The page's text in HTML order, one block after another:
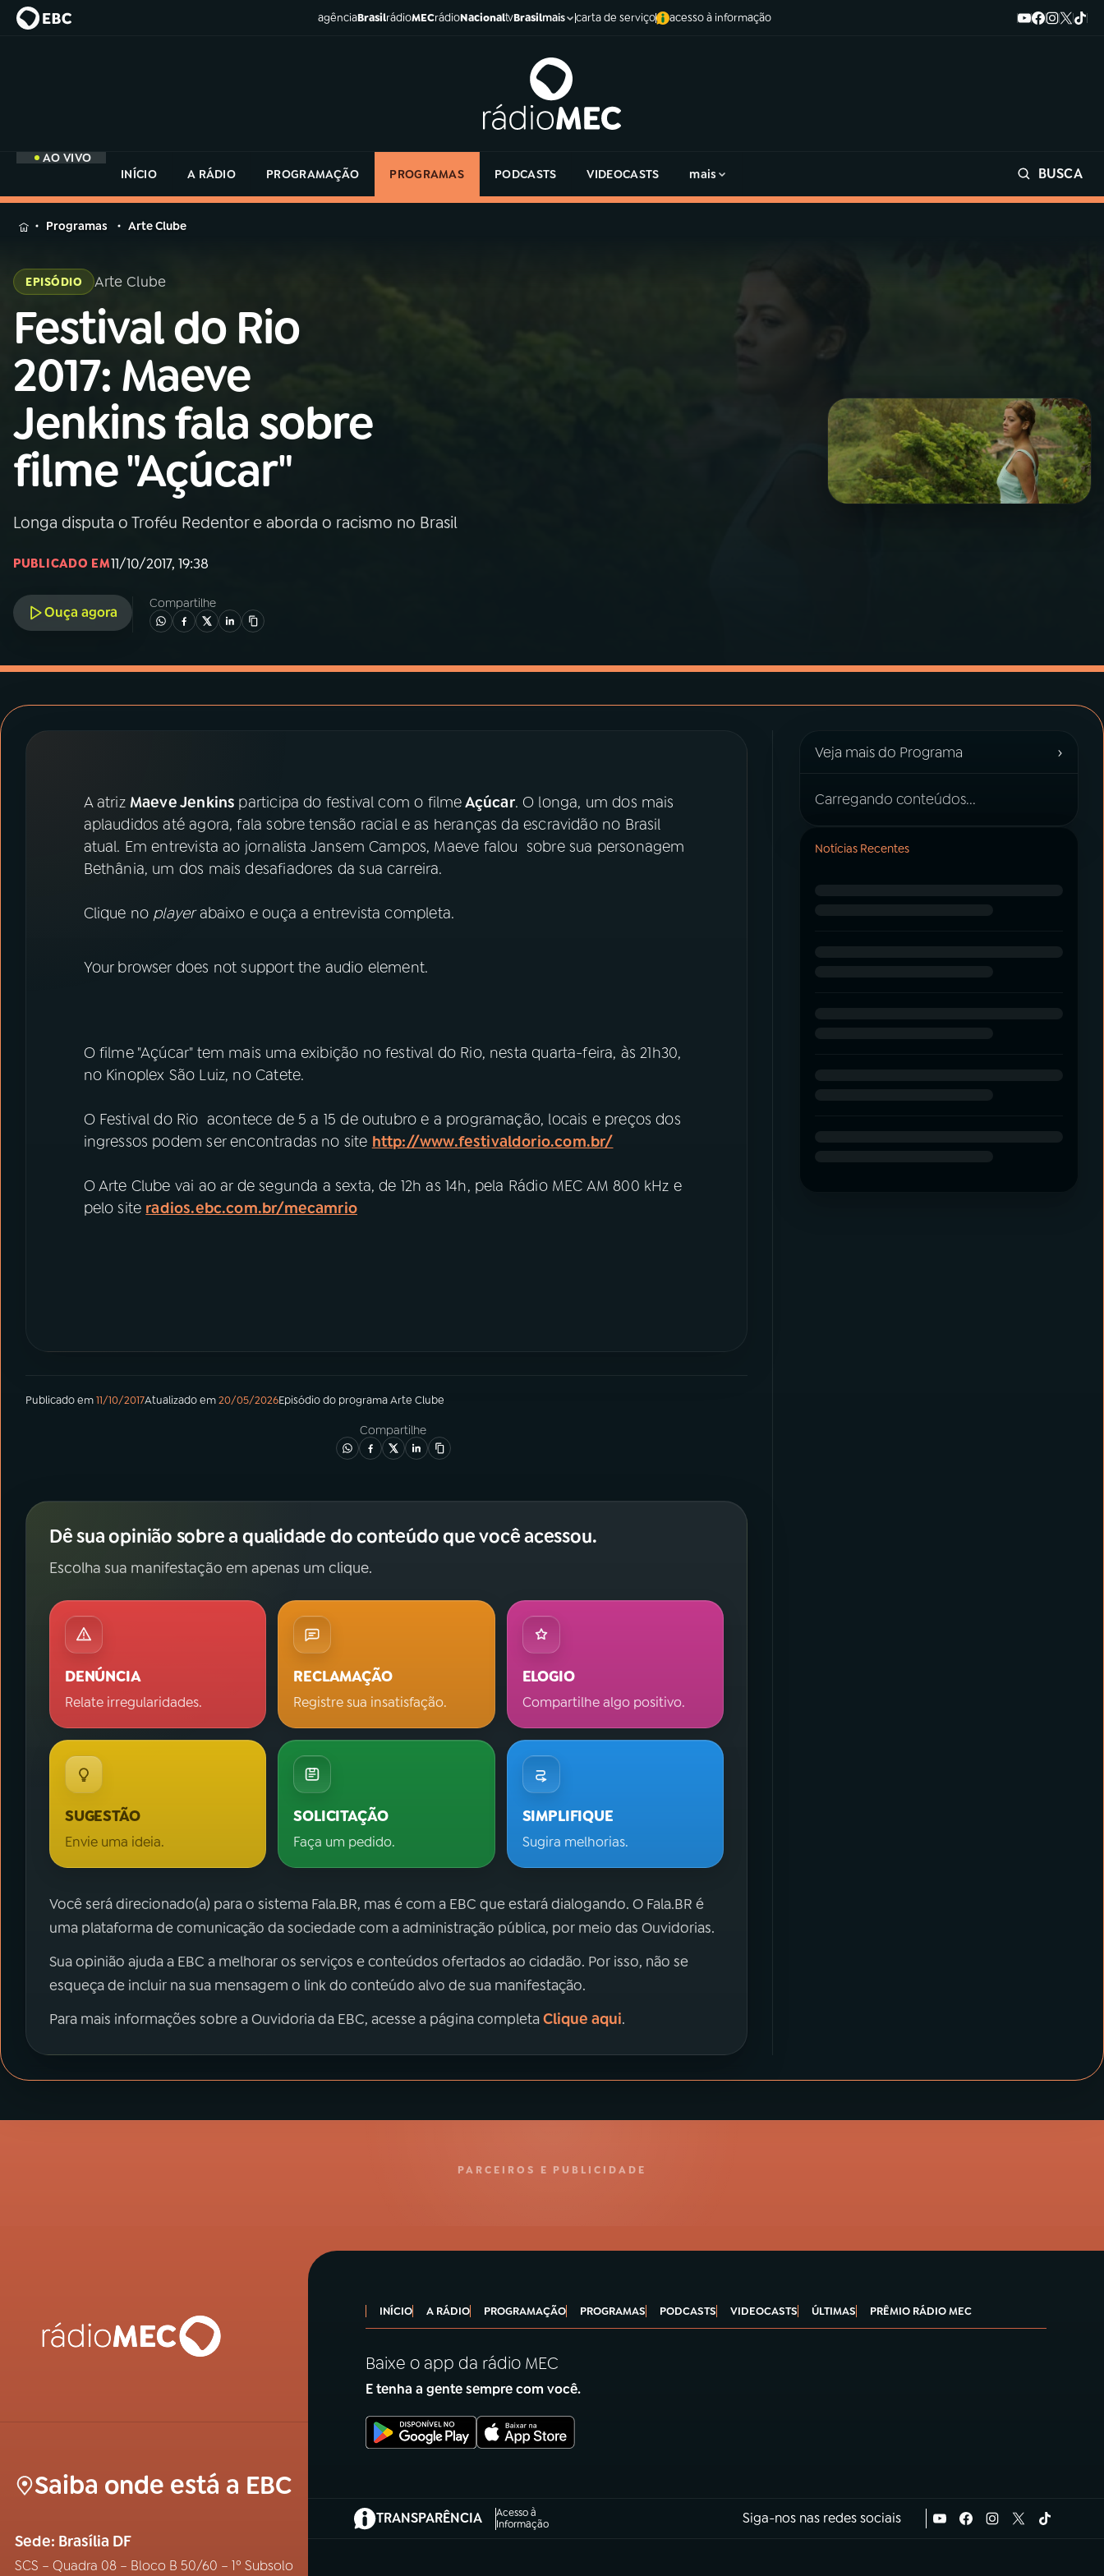
agênciaBrasilrádioMECrádioNacionaltvBrasilmais carta de serviço acesso à informação
AO VIVO
INÍCIO
A RÁDIO PROGRAMAÇÃO PROGRAMAS PODCASTS VIDEOCASTS mais BUSCA
MENU
Buscar
na
Rádio
MEC
Início
01INÍCIO
02A RÁDIO
03PROGRAMAÇÃO
05PODCASTS
PRÊMIO RÁDIO MEC
ACOMPANHE A RÁDIO MEC
na
Rádio
Programas Arte Clube
EPISÓDIO Arte Clube
Festival do Rio
2017: Maeve
Jenkins fala sobre
filme "Açúcar"
Longa disputa o Troféu Redentor e aborda o racismo no Brasil
PUBLICADO EM11/10/2017, 19:38
Ouça agora
Compartilhe
A atriz Maeve Jenkins participa do festival com o filmeAçúcar. O longa, um dos mais
aplaudidos até agora, fala sobre tensão racial e as heranças da escravidão no Brasil
atual. Em entrevista ao jornalista Jansem Campos, Maeve falou sobre sua personagem
Bethânia, um dos mais desafiadores da sua carreira.
Clique no playerabaixo e ouça a entrevista completa.
Your browser does not support the audio element.
O filme "Açúcar" tem mais uma exibição no festival do Rio, nesta quarta-feira, às 21h30,
no Kinoplex São Luiz, no Catete.
O Festival do Rio acontece de 5 a 15 de outubro e a programação, locais e preços dos
ingressos podem ser encontradas no site http://www.festivaldorio.com.br/
O Arte Clube vai ao ar de segunda a sexta, de 12h as 14h, pela Rádio MEC AM 800 kHz e
pelo site radios.ebc.com.br/mecamrio
Publicado em11/10/2017Atualizado em20/05/2026Episódiodo programaArte Clube
Compartilhe
Dê sua opinião sobre a qualidade do conteúdo que você acessou.
Escolha sua manifestação em apenas um clique.
DENÚNCIA
Relate irregularidades.
RECLAMAÇÃO
Registre sua insatisfação.
ELOGIO
Compartilhe algo positivo.
SUGESTÃO
Envie uma ideia.
SOLICITAÇÃO
Faça um pedido.
SIMPLIFIQUE
Sugira melhorias.
Você será direcionado(a) para o sistema Fala.BR, mas é com a EBC que estará dialogando. O Fala.BR é
uma plataforma de comunicação da sociedade com a administração pública, por meio das Ouvidorias.
Sua opinião ajuda a EBC a melhorar os serviços e conteúdos ofertados ao cidadão. Por isso, não se
esqueça de incluir na sua mensagem o link do conteúdo alvo de sua manifestação.
Para mais informações sobre a Ouvidoria da EBC, acesse a página completaClique aqui.
Veja mais do Programa ›
Carregando conteúdos...
Notícias Recentes
PARCEIROS E PUBLICIDADE
Saiba onde está a EBC
Sede: Brasília DF
SCS – Quadra 08 – Bloco B 50/60 – 1º Subsolo
INÍCIO A RÁDIO PROGRAMAÇÃO PROGRAMAS PODCASTS VIDEOCASTS ÚLTIMAS PRÊMIO RÁDIO MEC
Baixe o app da rádio MEC
E tenha a gente sempre com você.
TRANSPARÊNCIA
Acesso à
Informação
(abre em nova aba) Siga-nos nas redes sociais